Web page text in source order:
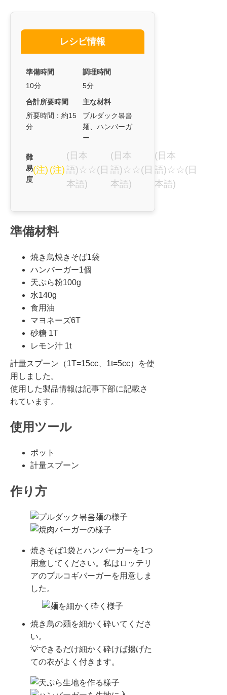
レシピ情報
準備時間
10分
調理時間
5分
合計所要時間
所要時間：約15
分
主な材料
ブルダック볶음
麺、ハンバーガ
ー
難
易
度
(注) (注)
(日本
語)☆☆(日
本語)
(日本
語)☆☆(日
本語)
(日本
語)☆☆(日
本語)
準備材料
焼き鳥焼きそば1袋
ハンバーガー1個
天ぷら粉100g
水140g
食用油
マヨネーズ6T
砂糖 1T
レモン汁 1t
計量スプーン（1T=15cc、1t=5cc）を使
用しました。
使用した製品情報は記事下部に記載さ
れています。
使用ツール
ポット
計量スプーン
作り方
焼きそば1袋とハンバーガーを1つ
用意してください。私はロッテリ
アのプルコギバーガーを用意しま
した。
焼き鳥の麺を細かく砕いてくださ
い。
💡できるだけ細かく砕けば揚げた
ての衣がよく付きます。